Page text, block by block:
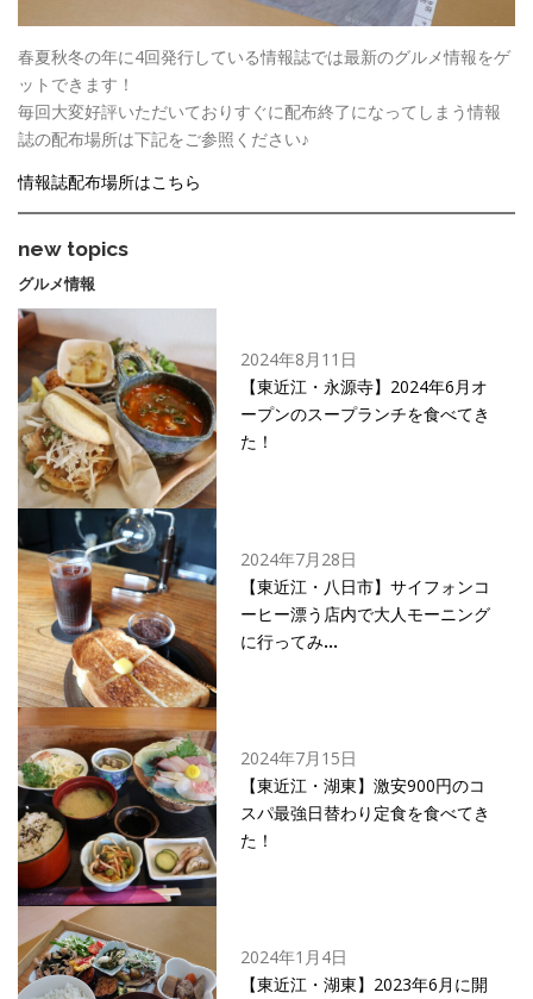
春夏秋冬の年に4回発行している情報誌では最新のグルメ情報をゲ
ットできます！
毎回大変好評いただいておりすぐに配布終了になってしまう情報
誌の配布場所は下記をご参照ください♪
情報誌配布場所はこちら
new topics
グルメ情報
2024年8月11日
【東近江・永源寺】2024年6月オ
ープンのスープランチを食べてき
た！
2024年7月28日
【東近江・八日市】サイフォンコ
ーヒー漂う店内で大人モーニング
に行ってみ…
2024年7月15日
【東近江・湖東】激安900円のコ
スパ最強日替わり定食を食べてき
た！
2024年1月4日
【東近江・湖東】2023年6月に開